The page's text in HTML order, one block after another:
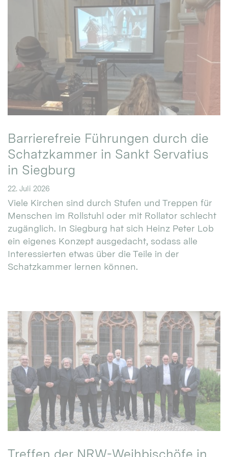
Barrierefreie Führungen durch die
Schatzkammer in Sankt Servatius
in Siegburg
22. Juli 2026
Viele Kirchen sind durch Stufen und Treppen für
Menschen im Rollstuhl oder mit Rollator schlecht
zugänglich. In Siegburg hat sich Heinz Peter Lob
ein eigenes Konzept ausgedacht, sodass alle
Interessierten etwas über die Teile in der
Schatzkammer lernen können.